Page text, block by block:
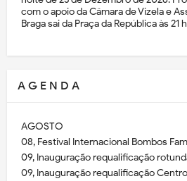
com o apoio da Câmara de Vizela e
Braga sai da Praça da República às 21
A G E N D A
AGOSTO
08, Festival Internacional Bombos
09, Inauguração requalificação
09, Inauguração requalificação